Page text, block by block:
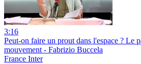
3:16
Peut-on faire un prout dans l'espace ? Le
mouvement - Fabrizio Buccela
France Inter